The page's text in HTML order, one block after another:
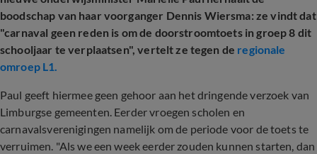
boodschap van haar voorganger Dennis Wiersma: ze vindt dat
"carnaval geen reden is om de doorstroomtoets in groep 8 dit
schooljaar te verplaatsen", vertelt ze tegen de regionale
omroep L1.
Paul geeft hiermee geen gehoor aan het dringende verzoek van
Limburgse gemeenten. Eerder vroegen scholen en
carnavalsverenigingen namelijk om de periode voor de toets te
verruimen. "Als we een week eerder zouden kunnen starten, dan